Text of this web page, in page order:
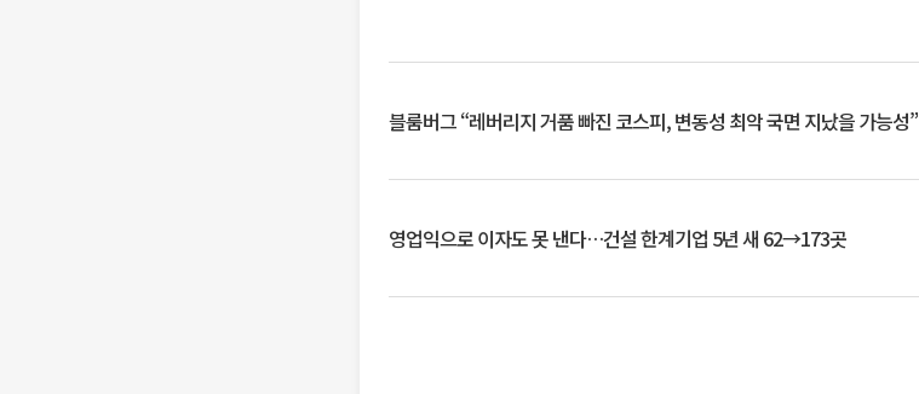
블룸버그 “레버리지 거품 빠진 코스피, 변동성 최악 국면 지났을 가능성”
영업익으로 이자도 못 낸다…건설 한계기업 5년 새 62→173곳